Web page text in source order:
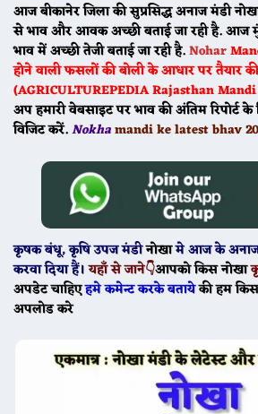
आज बीकानेर जिला की सुप्रसिद्ध अनाज मंडी
से भाव और आवक अच्छी बताई जा रही है. आज
भाव में अच्छी तेजी बताई जा रही है.Nohar
होने वाली फसलों की बोली के आधार पर तैयार
(AGRICULTUREPEDIA Rajasthan Mandi
अप हमारी वेबसाइट पर भाव की अंतिम रिपोर्ट
विजिट करें.Nokhamandi ke latest bhav
कृषक बंधू, कृषि उपज मंडीनोखामेआज के
करवा दिया हैं। यहाँ से जाने👇आपको किसनोखा
अपडेट चाहिएहमे कमेन्ट करके बतायेकी हम
अपलोड करे